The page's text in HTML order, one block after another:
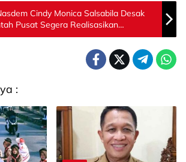
Cindy Monica Salsabila Desak
Pusat Segera Realisasikan
Dana TKD Sumbar
: